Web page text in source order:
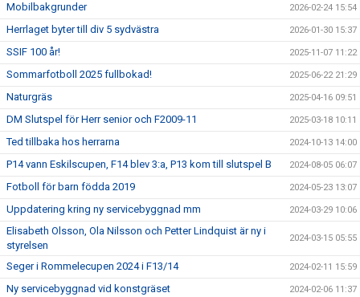
Mobilbakgrunder 2026-02-24 15:54
Herrlaget byter till div 5 sydvästra 2026-01-30 15:37
SSIF 100 år! 2025-11-07 11:22
Sommarfotboll 2025 fullbokad! 2025-06-22 21:29
Naturgräs 2025-04-16 09:51
DM Slutspel för Herr senior och F2009-11 2025-03-18 10:11
Ted tillbaka hos herrarna 2024-10-13 14:00
P14 vann Eskilscupen, F14 blev 3:a, P13 kom till slutspel B 2024-08-05 06:07
Fotboll för barn födda 2019 2024-05-23 13:07
Uppdatering kring ny servicebyggnad mm 2024-03-29 10:06
Elisabeth Olsson, Ola Nilsson och Petter Lindquist är ny i
styrelsen
2024-03-15 05:55
Seger i Rommelecupen 2024 i F13/14 2024-02-11 15:59
Ny servicebyggnad vid konstgräset 2024-02-06 11:37